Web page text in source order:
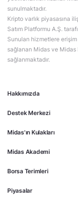
Hakkımızda
Destek Merkezi
Midas'ın Kulakları
Midas Akademi
Borsa Terimleri
Piyasalar
sunulmaktadır.
Kripto varlık piyasasına
Satım Platformu A.Ş.
Sunulan hizmetlere
sağlanan Midas ve Midas
sağlanmaktadır.